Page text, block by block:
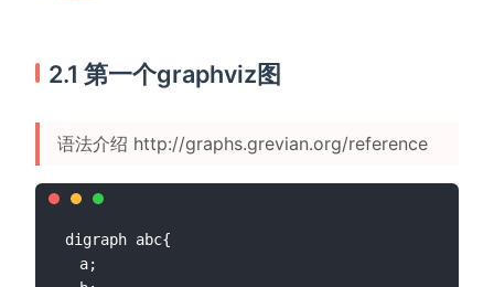
2.1 第一个graphviz图
语法介绍 http://graphs.grevian.org/reference
digraph abc{
  a;